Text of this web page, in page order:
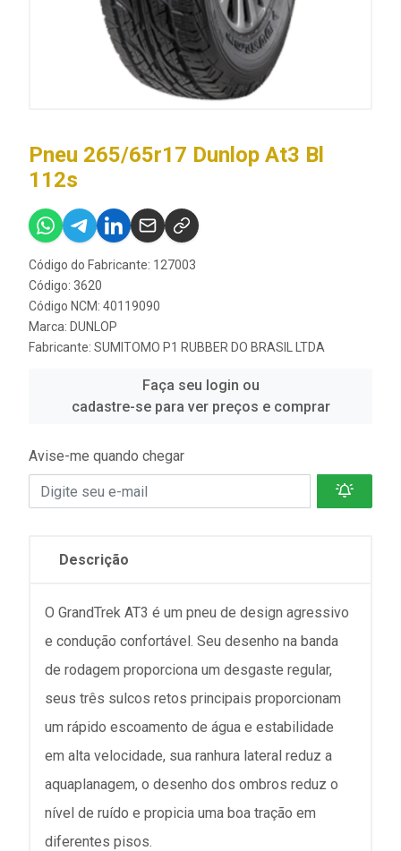
Pneu 265/65r17 Dunlop At3 Bl
112s
Código do Fabricante: 127003
Código: 3620
Código NCM: 40119090
Marca: DUNLOP
Fabricante: SUMITOMO P1 RUBBER DO BRASIL LTDA
Faça seu login ou
cadastre-se para ver preços e comprar
Avise-me quando chegar
Descrição
O GrandTrek AT3 é um pneu de design agressivo
e condução confortável. Seu desenho na banda
de rodagem proporciona um desgaste regular,
seus três sulcos retos principais proporcionam
um rápido escoamento de água e estabilidade
em alta velocidade, sua ranhura lateral reduz a
aquaplanagem, o desenho dos ombros reduz o
nível de ruído e propicia uma boa tração em
diferentes pisos.